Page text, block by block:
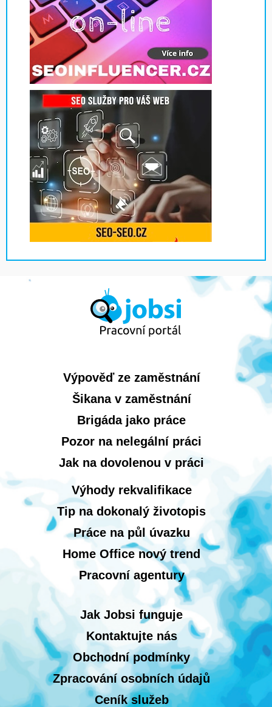
Výpověď ze zaměstnání
Šikana v zaměstnání
Brigáda jako práce
Pozor na nelegální práci
Jak na dovolenou v práci
Výhody rekvalifikace
Tip na dokonalý životopis
Práce na půl úvazku
Home Office nový trend
Pracovní agentury
Jak Jobsi funguje
Kontaktujte nás
Obchodní podmínky
Zpracování osobních údajů
Ceník služeb